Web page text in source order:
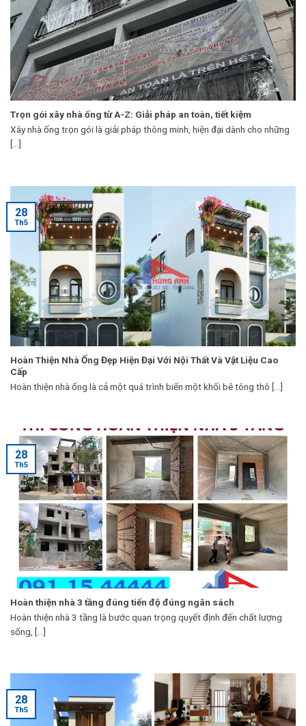
Trọn gói xây nhà ống từ A-Z: Giải pháp an toàn, tiết kiệm
Xây nhà ống trọn gói là giải pháp thông minh, hiện đại dành cho những
[...]
Hoàn Thiện Nhà Ống Đẹp Hiện Đại Với Nội Thất Và Vật Liệu Cao
Cấp
Hoàn thiện nhà ống là cả một quá trình biến một khối bê tông thô [...]
28
Th5
Hoàn thiện nhà 3 tầng đúng tiến độ đúng ngân sách
Hoàn thiện nhà 3 tầng là bước quan trọng quyết định đến chất lượng
sống, [...]
28
Th5
28
Th5